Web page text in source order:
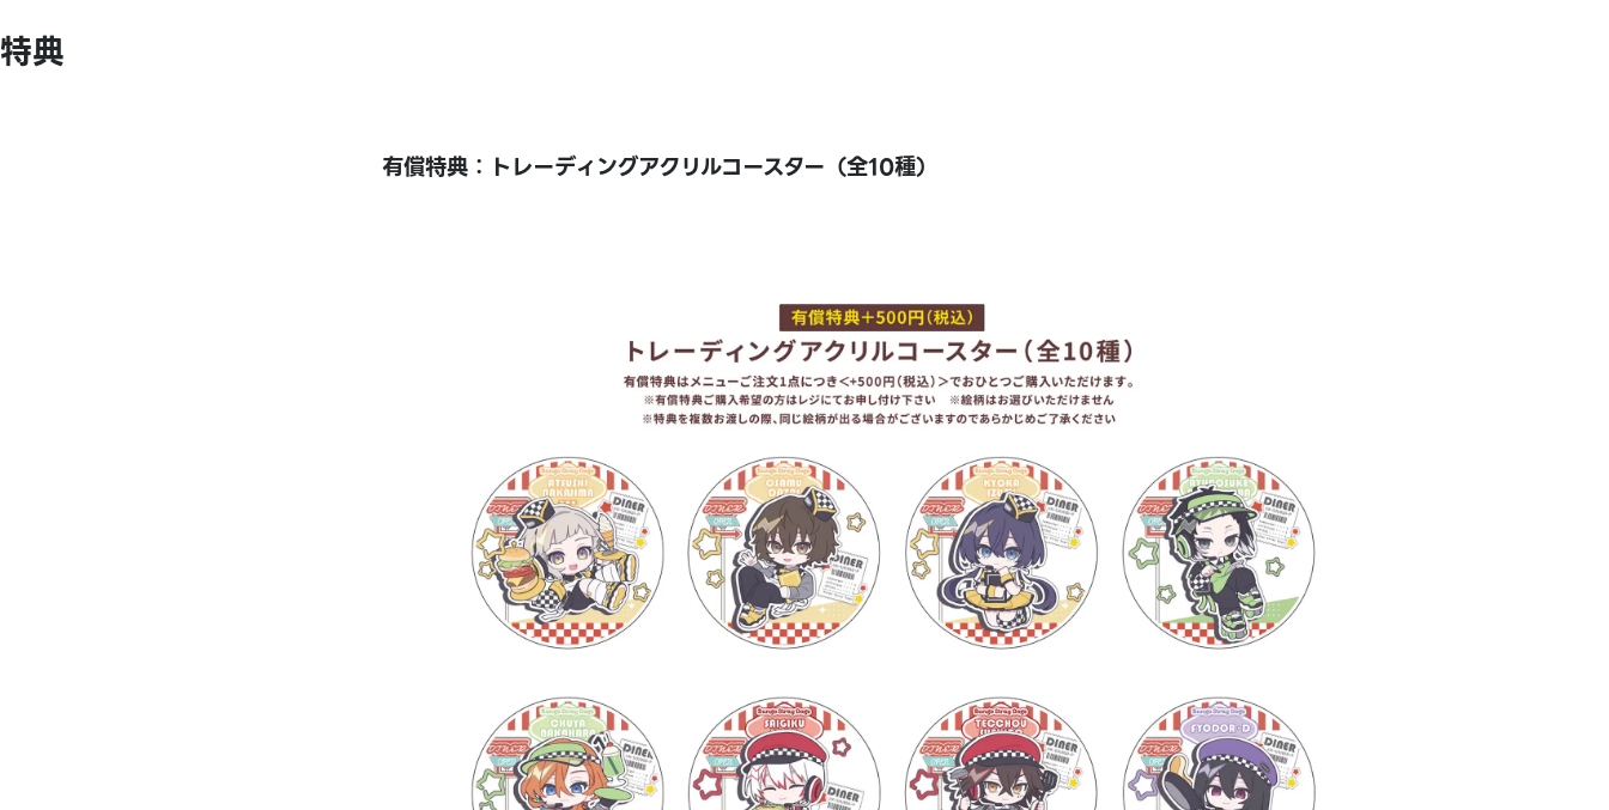
特典
有償特典：トレーディングアクリルコースター（全10種）